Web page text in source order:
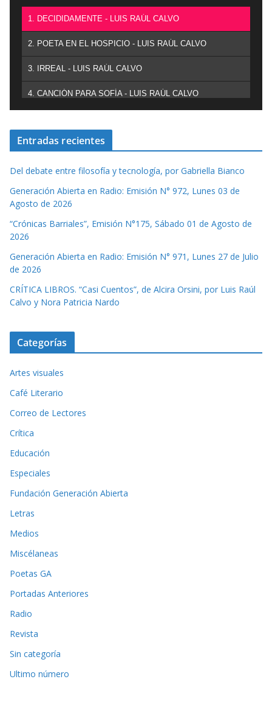
1. DECIDIDAMENTE - LUIS RAÚL CALVO
2. POETA EN EL HOSPICIO - LUIS RAÚL CALVO
3. IRREAL - LUIS RAÚL CALVO
4. CANCIÓN PARA SOFÍA - LUIS RAÚL CALVO
Entradas recientes
Del debate entre filosofía y tecnología, por Gabriella Bianco
Generación Abierta en Radio: Emisión N° 972, Lunes 03 de
Agosto de 2026
“Crónicas Barriales”, Emisión N°175, Sábado 01 de Agosto de
2026
Generación Abierta en Radio: Emisión N° 971, Lunes 27 de Julio
de 2026
CRÍTICA LIBROS. “Casi Cuentos”, de Alcira Orsini, por Luis Raúl
Calvo y Nora Patricia Nardo
Categorías
Artes visuales
Café Literario
Correo de Lectores
Crítica
Educación
Especiales
Fundación Generación Abierta
Letras
Medios
Miscélaneas
Poetas GA
Portadas Anteriores
Radio
Revista
Sin categoría
Ultimo número